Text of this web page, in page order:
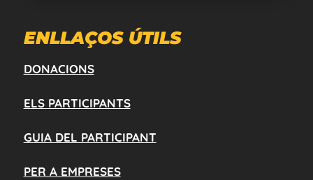
ENLLAÇOS ÚTILS
DONACIONS
ELS PARTICIPANTS
GUIA DEL PARTICIPANT
PER A EMPRESES